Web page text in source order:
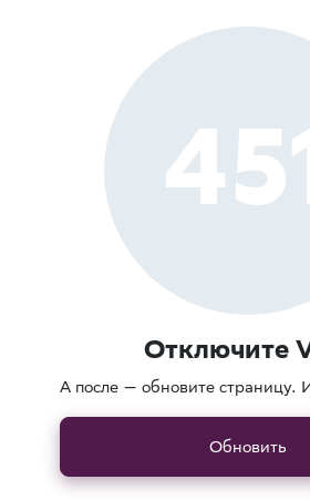
Отключите
А после — обновите страницу.
Обновить